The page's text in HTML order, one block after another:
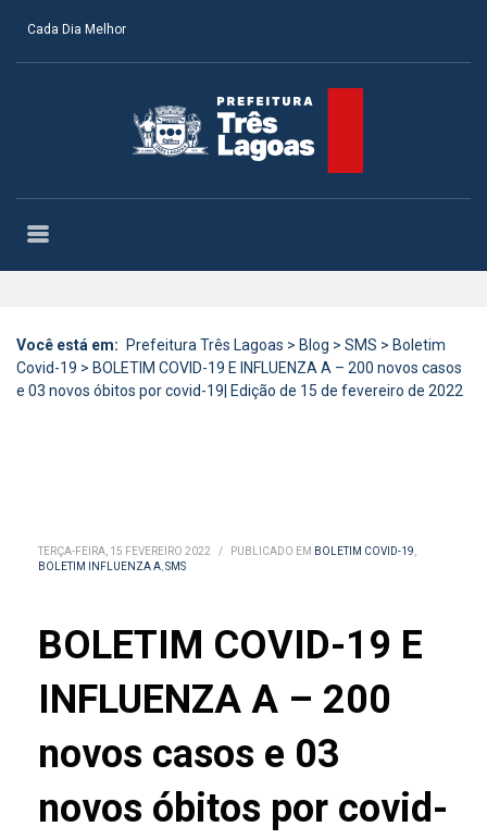
Cada Dia Melhor
Você está em: Prefeitura Três Lagoas > Blog > SMS > Boletim
Covid-19 > BOLETIM COVID-19 E INFLUENZA A – 200 novos casos
e 03 novos óbitos por covid-19| Edição de 15 de fevereiro de 2022
TERÇA-FEIRA, 15 FEVEREIRO 2022 / PUBLICADO EM BOLETIM COVID-19,
BOLETIM INFLUENZA A,SMS
BOLETIM COVID-19 E
INFLUENZA A – 200
novos casos e 03
novos óbitos por covid-